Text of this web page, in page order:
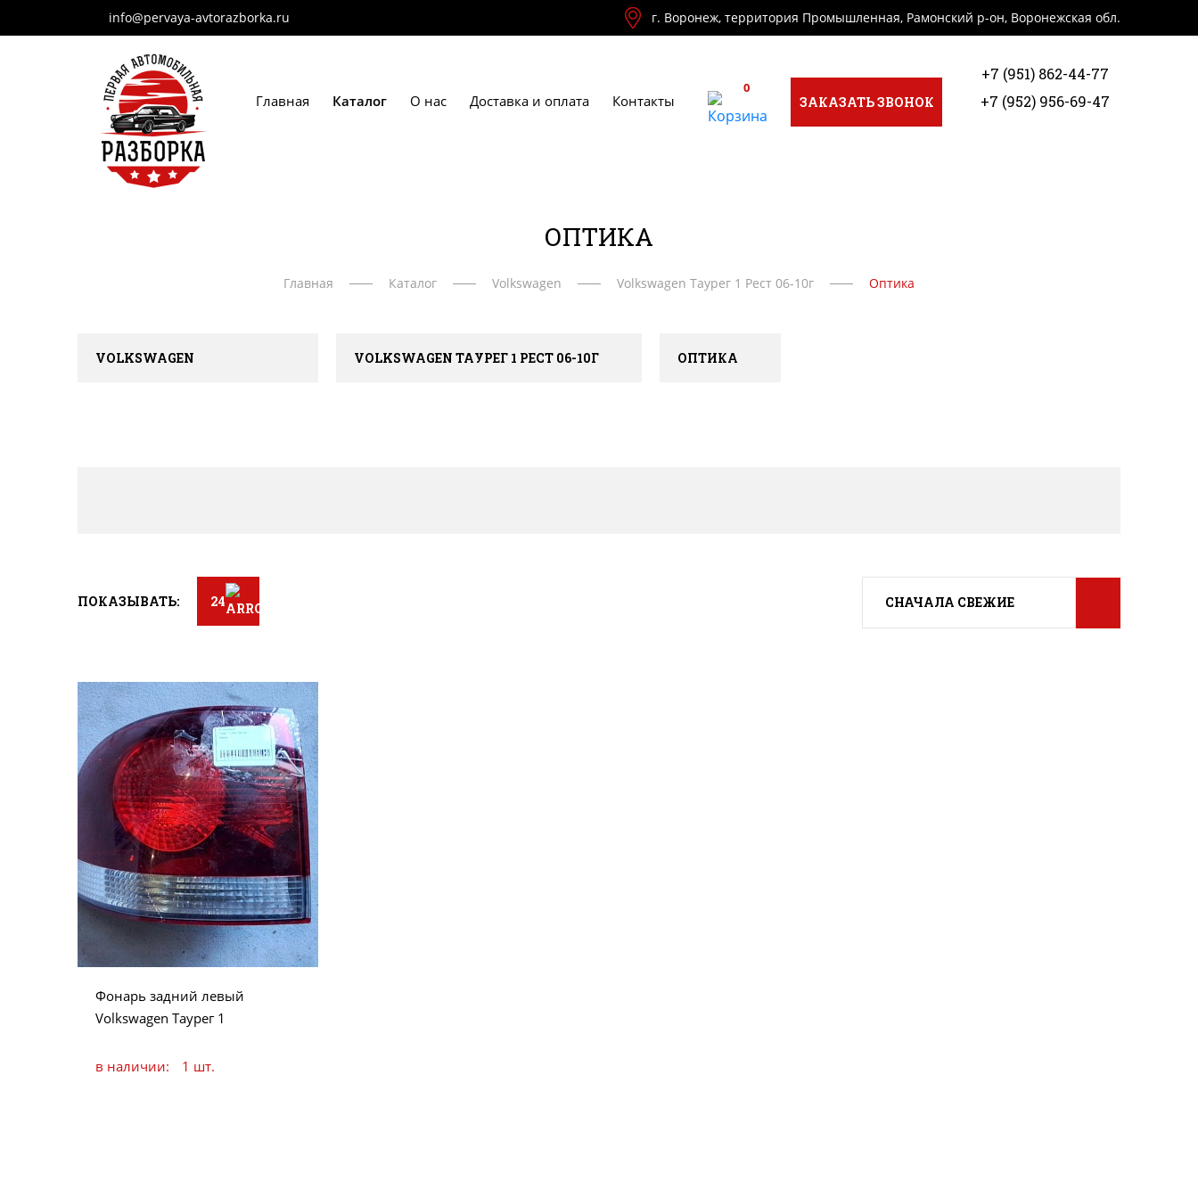
info@pervaya-avtorazborka.ru г. Воронеж, территория Промышленная, Рамонский р-он, Воронежская обл.
Главная Каталог О нас Доставка и оплата Контакты
0
ЗАКАЗАТЬ ЗВОНОК
+7 (951) 862-44-77
+7 (952) 956-69-47
ОПТИКА
Главная Каталог Volkswagen Volkswagen Таурег 1 Рест 06-10г Оптика
VOLKSWAGEN VOLKSWAGEN ТАУРЕГ 1 РЕСТ 06-10Г ОПТИКА
ПОКАЗЫВАТЬ: 24 СНАЧАЛА СВЕЖИЕ
Фонарь задний левый
Volkswagen Таурег 1
в наличии: 1 шт.